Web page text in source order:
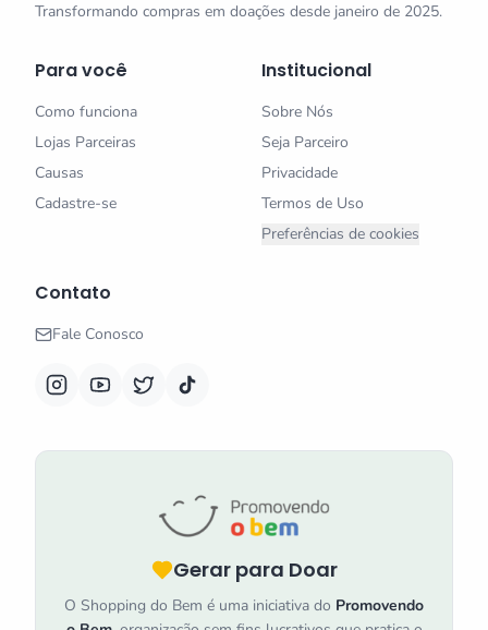
Transformando compras em doações desde janeiro de 2025.
Para você
Como funciona
Lojas Parceiras
Causas
Cadastre-se
Institucional
Sobre Nós
Seja Parceiro
Privacidade
Termos de Uso
Preferências de cookies
Contato
Fale Conosco
Gerar para Doar
O Shopping do Bem é uma iniciativa do Promovendo